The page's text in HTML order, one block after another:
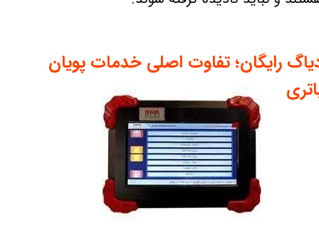
رایگان؛ تفاوت اصلی خدمات پویان